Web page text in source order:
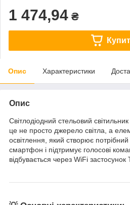
1 474,94 ₴
Опис Характеристики
Опис
Світлодіодний стельовий
це не просто джерело світла, а
освітлення, який створює
смартфон і підтримує голосові
відбувається через WiFi застосунок